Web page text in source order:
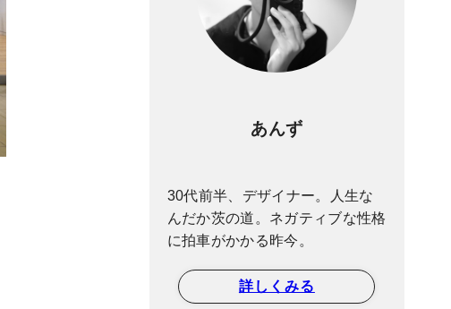
あんず
30代前半、デザイナー。人生な
んだか茨の道。ネガティブな性格
に拍車がかかる昨今。
詳しくみる